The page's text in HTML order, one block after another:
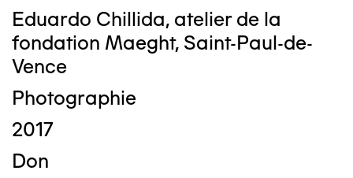
Eduardo Chillida, atelier de la
fondation Maeght, Saint-Paul-de-
Vence
Photographie
2017
Don